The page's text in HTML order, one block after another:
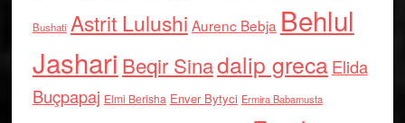
Bushati Astrit Lulushi Aurenc Bebja Behlul
Jashari Beqir Sinadalip grecaElida
Buçpapaj Elmi Berisha Enver Bytyci Ermira Babamusta